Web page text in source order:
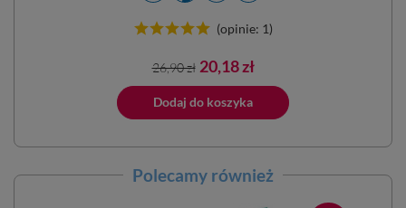
(opinie: 1)
Cena
podstawowa
26,90 zł Cena
20,18 zł
Dodaj do koszyka
Polecamy również